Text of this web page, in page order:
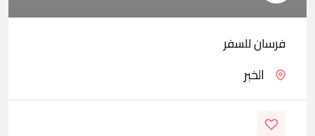
فرسان للسفر
الخبر